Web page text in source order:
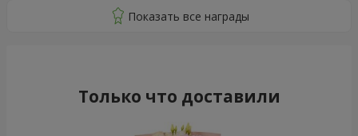
Только что доставили